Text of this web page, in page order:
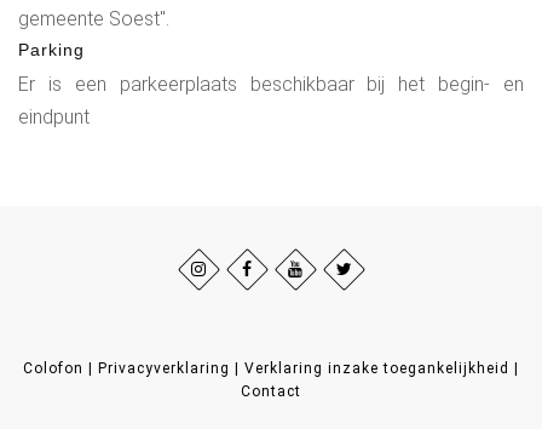
gemeente Soest".
Parking
Er is een parkeerplaats beschikbaar bij het begin- en
eindpunt
Colofon Privacyverklaring Verklaring inzake toegankelijkheid
Contact